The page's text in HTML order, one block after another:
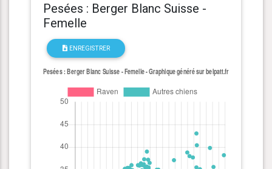
Pesées : Berger Blanc Suisse -
Femelle
ENREGISTRER